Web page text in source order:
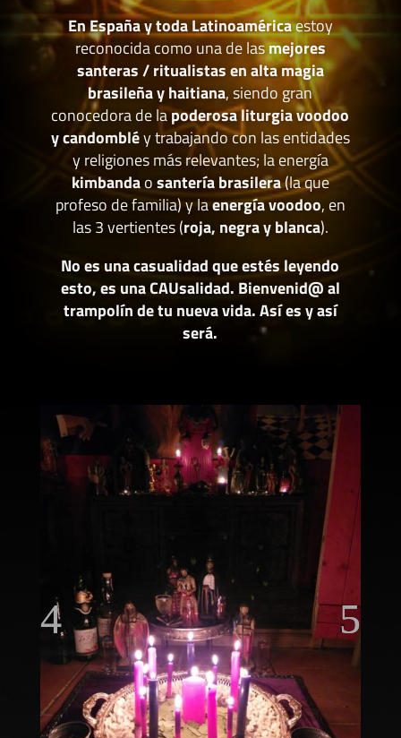
En España y toda Latinoaméricaestoy
reconocida como una de lasmejores
santeras / ritualistas en alta magia
brasileña y haitiana, siendo gran
conocedora de lapoderosa liturgia voodoo
y candombléy trabajando con las entidades
y religiones más relevantes; la energía
kimbandaosantería brasilera(la que
profeso de familia) y laenergía voodoo, en
las 3 vertientes (roja, negra y blanca).
No es una casualidad que estés leyendo
esto, es una CAUsalidad. Bienvenid@ al
trampolín de tu nueva vida. Así es y así
será.